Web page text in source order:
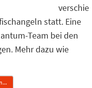
verschie
statt. Eine
Team bei den
Mehr dazu wie